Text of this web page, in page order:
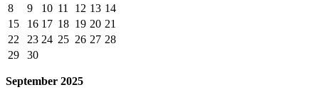
8
9 10 11 12 13 14
15
16 17 18 19 20 21
22
23 24 25 26 27 28
29
30
September 2025